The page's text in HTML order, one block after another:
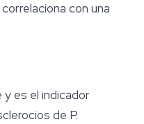
con una
y es el indicador
de P.